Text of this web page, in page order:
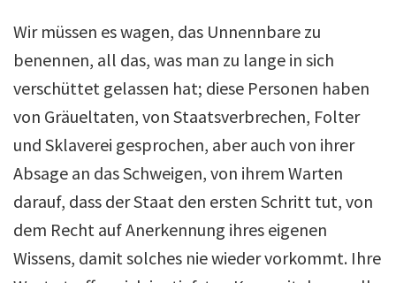
Wir müssen es wagen, das Unnennbare zu
benennen, all das, was man zu lange in sich
verschüttet gelassen hat; diese Personen haben
von Gräueltaten, von Staatsverbrechen, Folter
und Sklaverei gesprochen, aber auch von ihrer
Absage an das Schweigen, von ihrem Warten
darauf, dass der Staat den ersten Schritt tut, von
dem Recht auf Anerkennung ihres eigenen
Wissens, damit solches nie wieder vorkommt. Ihre